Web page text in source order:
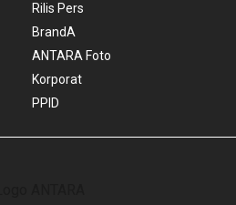
Rilis Pers
BrandA
ANTARA Foto
Korporat
PPID